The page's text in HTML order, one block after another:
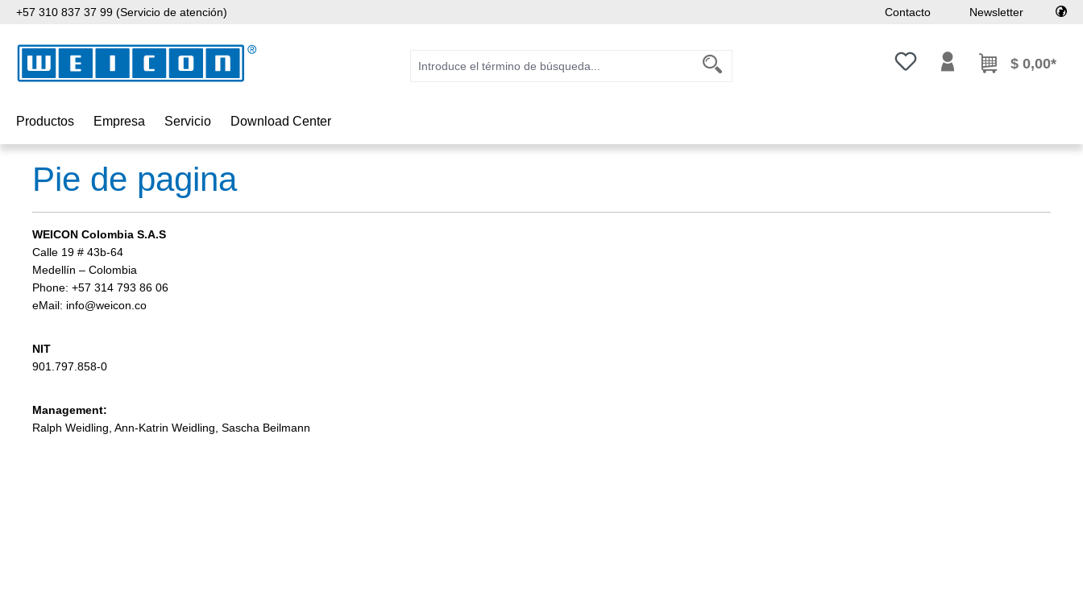
al contenido principal
Saltar a la búsqueda
Saltar a la navegación principal
+57 310 837 37 99 (Servicio de atención) Contacto Newsletter
Tienes 0 artículos en tu lista de
$ 0,00*
Productos Empresa Servicio Download Center
Pie de pagina
WEICON Colombia S.A.S
Calle 19 # 43b-64
Medellín – Colombia
Phone: +57 314 793 86 06
eMail: info@weicon.co
NIT
901.797.858-0
Management:
Ralph Weidling, Ann-Katrin Weidling, Sascha Beilmann